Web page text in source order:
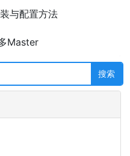
与配置方法
Master